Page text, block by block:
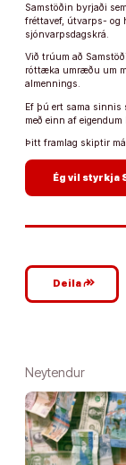
Samstöðin byrjaði
fréttavef, útvarps- og
sjónvarpsdagskrá.
Við trúum að
róttæka umræðu um
almennings.
Ef þú ert sama sinnis
með einn af eigendum
Þitt framlag skiptir
Ég vil styrkja
Deilagoogle_plus_reshare
Neytendur